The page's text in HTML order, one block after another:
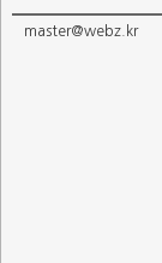
master@webz.kr